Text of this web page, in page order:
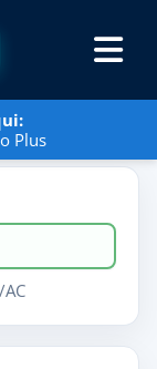
Plus